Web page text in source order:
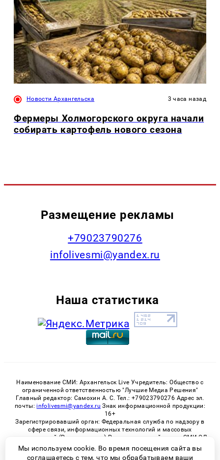
Новости Архангельска 3 часа назад
Фермеры Холмогорского округа начали
собирать картофель нового сезона
Размещение рекламы
+79023790276
infolivesmi@yandex.ru
Наша статистика
Наименование СМИ: Архангельск Live Учредитель: Общество с
ограниченной ответственностью "Лучшие Медиа Решения"
Главный редактор: Самохин А. С. Тел.: +79023790276 Адрес эл.
почты: infolivesmi@yandex.ru Знак информационной продукции:
16+
Зарегистрировавший орган: Федеральная служба по надзору в
сфере связи, информационных технологий и массовых
коммуникаций (Роскомнадзор) Регистрационный номер СМИ ЭЛ
№ ФС 77 - 82533 от 21.01.2022
Мы используем cookie. Во время посещения сайта вы
соглашаетесь с тем, что мы обрабатываем ваши